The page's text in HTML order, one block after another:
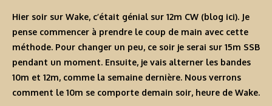
Hier soir sur Wake, c’était génial sur 12m CW (blog ici). Je
pense commencer à prendre le coup de main avec cette
méthode. Pour changer un peu, ce soir je serai sur 15m SSB
pendant un moment. Ensuite, je vais alterner les bandes
10m et 12m, comme la semaine dernière. Nous verrons
comment le 10m se comporte demain soir, heure de Wake.